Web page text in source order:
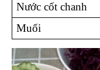
Nước cốt chanh
Muối